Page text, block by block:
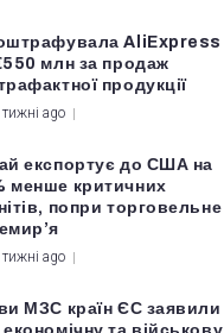
AliExpress
млн за продаж
продукції
ago
експортує до США на
менше критичних
попри торговельне
ago
МЗС країн ЄС заявили